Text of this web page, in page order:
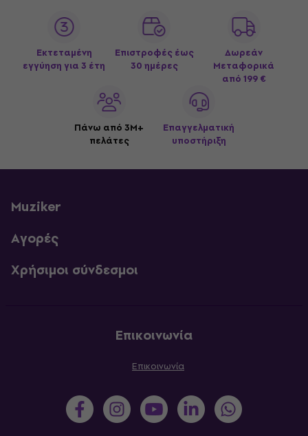
Εκτεταμένη
εγγύηση για 3 έτη
Επιστροφές έως
30 ημέρες
Δωρεάν
Μεταφορικά
από 199 €
Πάνω από 3M+
πελάτες
Επαγγελματική
υποστήριξη
Muziker
Αγορές
Χρήσιμοι σύνδεσμοι
Επικοινωνία
Επικοινωνία